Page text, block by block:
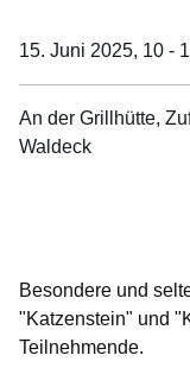
15. Juni 2025, 10 -
An der Grillhütte,
Waldeck
Besondere und
"Katzenstein" und
Teilnehmende.